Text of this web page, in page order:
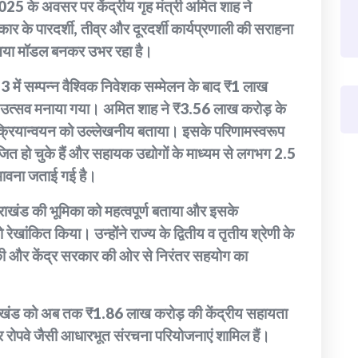
के अवसर पर केंद्रीय गृह मंत्री अमित शाह ने
के पारदर्शी, तीव्र और दूरदर्शी कार्यप्रणाली की सराहना
मॉडल बनकर उभर रहा है।
में सम्पन्न वैश्विक निवेशक सम्मेलन के बाद ₹1 लाख
मनाया गया। अमित शाह ने ₹3.56 लाख करोड़ के
को उल्लेखनीय बताया। इसके परिणामस्वरूप
हो चुके हैं और सहायक उद्योगों के माध्यम से लगभग 2.5
जताई गई है।
की भूमिका को महत्वपूर्ण बताया और इसके
किया। उन्होंने राज्य के द्वितीय व तृतीय श्रेणी के
और केंद्र सरकार की ओर से निरंतर सहयोग का
को अब तक ₹1.86 लाख करोड़ की केंद्रीय सहायता
जैसी आधारभूत संरचना परियोजनाएं शामिल हैं।